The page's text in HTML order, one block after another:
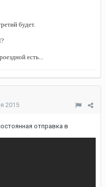
будет.
есть...
2015
отправка в